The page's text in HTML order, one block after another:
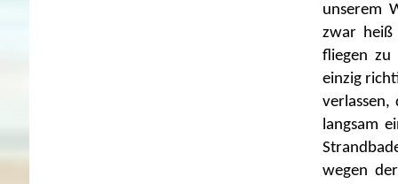
unserem
zwar heiß
fliegen zu
einzig
langsam
wegen